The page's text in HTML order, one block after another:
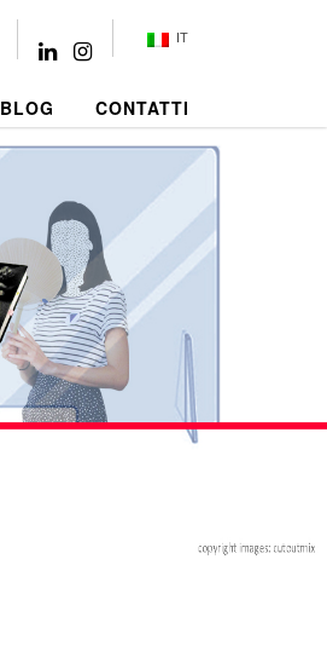
IT
BLOG CONTATTI